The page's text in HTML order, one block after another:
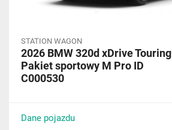
STATION WAGON
2026 BMW 320d xDrive Touring
Pakiet sportowy M Pro ID
C000530
Dane pojazdu